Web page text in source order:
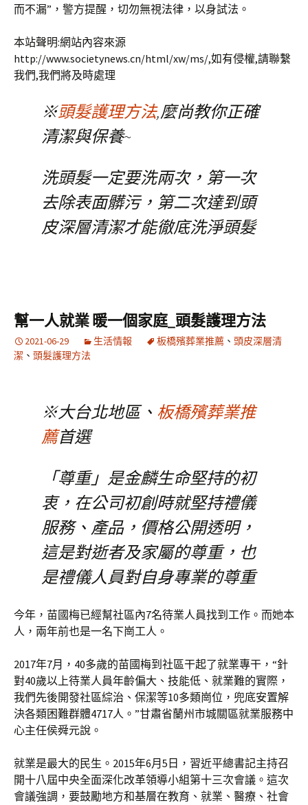
而不漏”，警方提醒，切勿無視法律，以身試法。
本站聲明:網站內容來源
http://www.societynews.cn/html/xw/ms/,如有侵權,請聯繫
我們,我們將及時處理
※頭髮護理方法,麼尚教你正確
清潔與保養~
洗頭髮一定要洗兩次，第一次
去除表面髒污，第二次達到頭
皮深層清潔才能徹底洗淨頭髮
幫一人就業 暖一個家庭_頭髮護理方法
2021-06-29 生活情報 板橋殯葬業推薦 、 頭皮深層清
潔 、 頭髮護理方法
※大台北地區、 板橋殯葬業推
薦首選
「尊重」是金麟生命堅持的初
衷，在公司初創時就堅持禮儀
服務、產品，價格公開透明，
這是對逝者及家屬的尊重，也
是禮儀人員對自身專業的尊重
今年，苗國梅已經幫社區內7名待業人員找到工作。而她本
人，兩年前也是一名下崗工人。
2017年7月，40多歲的苗國梅到社區干起了就業專干，“針
對40歲以上待業人員年齡偏大、技能低、就業難的實際，
我們先後開發社區綜治、保潔等10多類崗位，兜底安置解
決各類困難群體4717人。”甘肅省蘭州市城關區就業服務中
心主任侯舜元說。
就業是最大的民生。2015年6月5日，習近平總書記主持召
開十八屆中央全面深化改革領導小組第十三次會議。這次
會議強調，要鼓勵地方和基層在教育、就業、醫療、社會